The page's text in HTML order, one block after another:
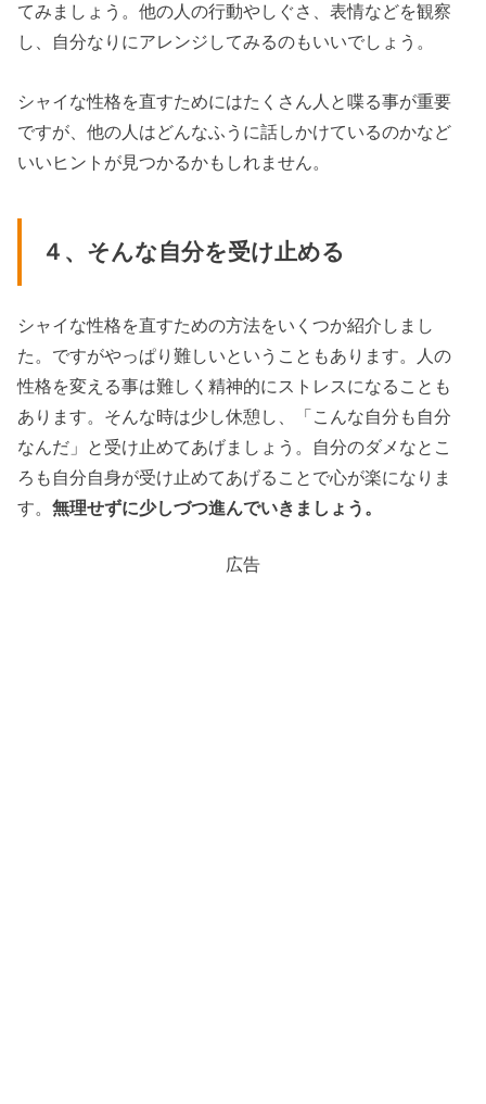
てみましょう。他の人の行動やしぐさ、表情などを観察
し、自分なりにアレンジしてみるのもいいでしょう。
シャイな性格を直すためにはたくさん人と喋る事が重要
ですが、他の人はどんなふうに話しかけているのかなど
いいヒントが見つかるかもしれません。
４、そんな自分を受け止める
シャイな性格を直すための方法をいくつか紹介しまし
た。ですがやっぱり難しいということもあります。人の
性格を変える事は難しく精神的にストレスになることも
あります。そんな時は少し休憩し、「こんな自分も自分
なんだ」と受け止めてあげましょう。自分のダメなとこ
ろも自分自身が受け止めてあげることで心が楽になりま
す。無理せずに少しづつ進んでいきましょう。
広告